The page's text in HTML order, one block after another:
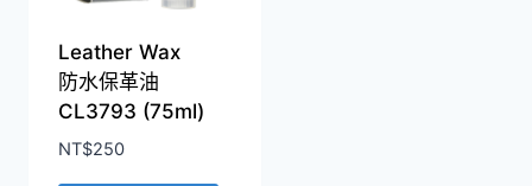
Leather Wax
防水保革油
CL3793 (75ml)
NT$250